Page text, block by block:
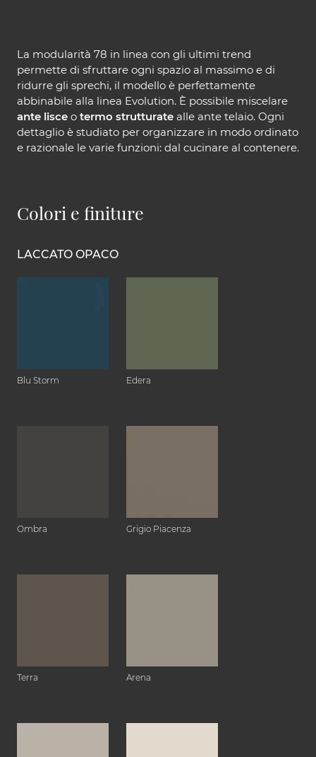
La modularità 78 in linea con gli ultimi trend
permette di sfruttare ogni spazio al massimo e di
ridurre gli sprechi, il modello è perfettamente
abbinabile alla linea Evolution. È possibile miscelare
ante lisce o termo strutturate alle ante telaio. Ogni
dettaglio è studiato per organizzare in modo ordinato
e razionale le varie funzioni: dal cucinare al contenere.
Colori e finiture
LACCATO OPACO
Blu Storm Edera
Ombra Grigio Piacenza
Terra Arena